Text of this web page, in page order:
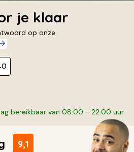
je klaar
op onze
bereikbaar van 08:00 - 22:00 uur
9,1